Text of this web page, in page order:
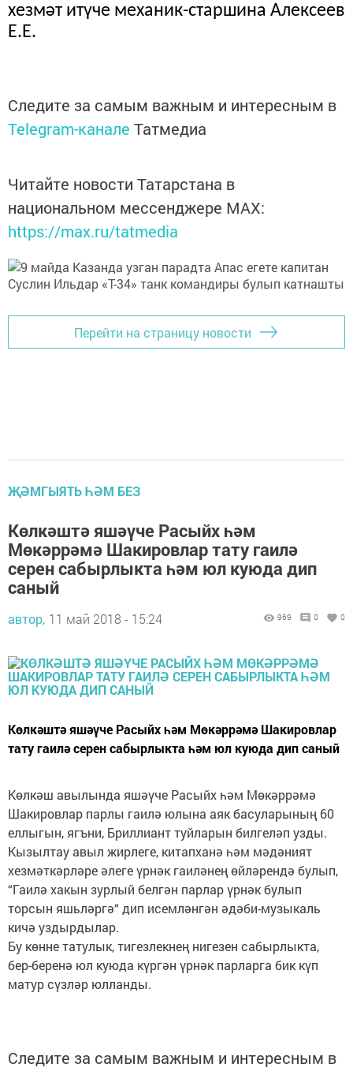
хезмәт итүче механик-старшина Алексеев
Е.Е.
Следите за самым важным и интересным в
Telegram-канале Татмедиа
Читайте новости Татарстана в
национальном мессенджере MАХ:
https://max.ru/tatmedia
Перейти на страницу новости
ҖӘМГЫЯТЬ ҺӘМ БЕЗ
Көлкәштә яшәүче Расыйх һәм
Мөкәррәмә Шакировлар тату гаилә
серен сабырлыкта һәм юл куюда дип
саный
автор, 11 май 2018 - 15:24 969 0 0
Көлкәштә яшәүче Расыйх һәм Мөкәррәмә Шакировлар
тату гаилә серен сабырлыкта һәм юл куюда дип саный
Көлкәш авылында яшәүче Расыйх һәм Мөкәррәмә
Шакировлар парлы гаилә юлына аяк басуларының 60
еллыгын, ягъни, Бриллиант туйларын билгеләп узды.
Кызылтау авыл жирлеге, китапханә һәм мәдәният
хезмәткәрләре әлеге үрнәк гаиләнең өйләрендә булып,
“Гаилә хакын зурлый белгән парлар үрнәк булып
торсын яшьләргә“ дип исемләнгән әдәби-музыкаль
кичә уздырдылар.
Бу көнне татулык, тигезлекнең нигезен сабырлыкта,
бер-беренә юл куюда күргән үрнәк парларга бик күп
матур сүзләр юлланды.
Следите за самым важным и интересным в